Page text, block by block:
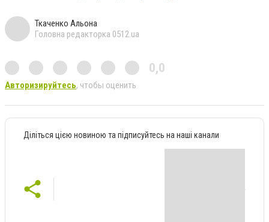
Ткаченко Альона
Головна редакторка 0512.ua
0,0
Авторизируйтесь, чтобы оценить
Діліться цією новиною та підписуйтесь на наші канали